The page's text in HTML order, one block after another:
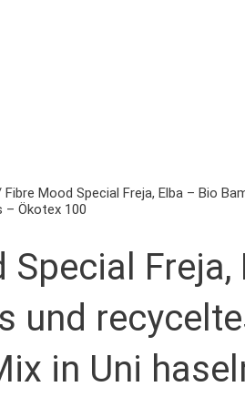
Fibre Mood Special Freja, Elba – Bio
– Ökotex 100
Special Freja,
und
in Uni